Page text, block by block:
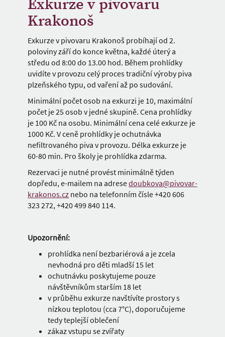
Exkurze v pivovaru
Krakonoš
Exkurze v pivovaru Krakonoš probíhají od 2.
poloviny září do konce května, každé úterý a
středu od 8:00 do 13.00 hod. Během prohlídky
uvidíte v provozu celý proces tradiční výroby piva
plzeňského typu, od vaření až po sudování.
Minimální počet osob na exkurzi je 10, maximální
počet je 25 osob v jedné skupině. Cena prohlídky
je 100 Kč na osobu. Minimální cena celé exkurze je
1000 Kč. V ceně prohlídky je ochutnávka
nefiltrovaného piva v provozu. Délka exkurze je
60-80 min. Pro školy je prohlídka zdarma.
Rezervaci je nutné provést minimálně týden
dopředu, e-mailem na adresedoubkova@pivovar-
krakonos.cz nebo na telefonním čísle +420 606
323 272, +420 499 840 114.
Upozornění:
prohlídka není bezbariérová a je zcela
nevhodná pro děti mladší 15 let
ochutnávku poskytujeme pouze
návštěvníkům starším 18 let
v průběhu exkurze navštívíte prostory s
nízkou teplotou (cca 7°C), doporučujeme
tedy teplejší oblečení
zákaz vstupu se zvířaty